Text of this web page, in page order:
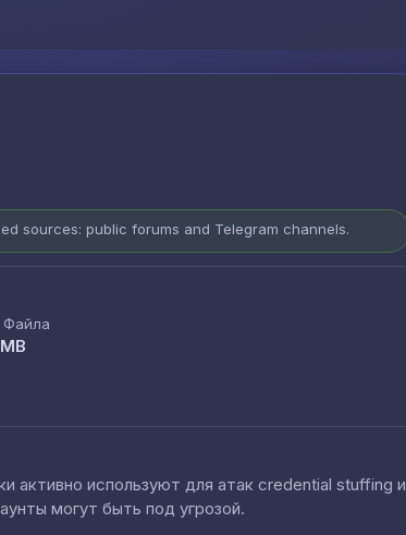
sources: public forums and Telegram channels.
Файла
используют для атак credential stuffing и
могут быть под угрозой.